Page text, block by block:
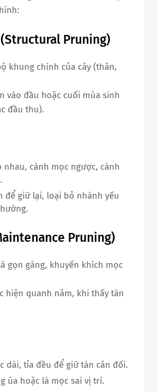
Pruning)
khung chính của cây (thân,
vào đầu hoặc cuối mùa sinh
đầu thu).
nhau, cành mọc ngược, cành
để giữ lại, loại bỏ nhánh yếu
Pruning)
gọn gàng, khuyến khích mọc
hiện quanh năm, khi thấy tán
dài, tỉa đều để giữ tán cân đối.
úa hoặc lá mọc sai vị trí.